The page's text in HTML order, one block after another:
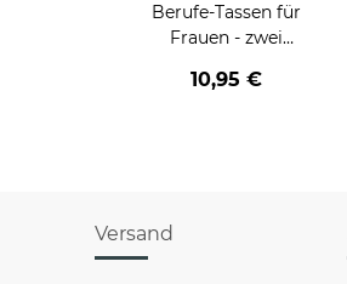
Berufe-Tassen für
Frauen - zwei
10,95 €
Versand